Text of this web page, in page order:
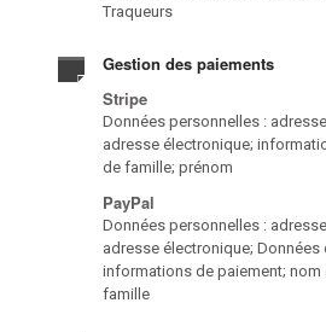
Traqueurs
Gestion des paiements
Stripe
Données personnelles :
adresse électronique;
de famille; prénom
PayPal
Données personnelles :
adresse électronique; Données
informations de paiement; nom
famille